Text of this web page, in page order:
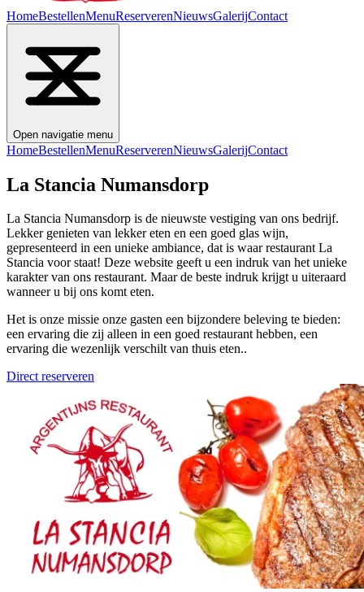
HomeBestellenMenuReserverenNieuwsGalerijContact
Open navigatie menu
HomeBestellenMenuReserverenNieuwsGalerijContact
La Stancia Numansdorp
La Stancia Numansdorp is de nieuwste vestiging van ons bedrijf.
Lekker genieten van lekker eten en een goed glas wijn,
gepresenteerd in een unieke ambiance, dat is waar restaurant La
Stancia voor staat! Deze website geeft u een indruk van het unieke
karakter van ons restaurant. Maar de beste indruk krijgt u uiteraard
wanneer u bij ons komt eten.
Het is onze missie onze gasten een bijzondere beleving te bieden:
een ervaring die zij alleen in een goed restaurant hebben, een
ervaring die wezenlijk verschilt van thuis eten..
Direct reserveren